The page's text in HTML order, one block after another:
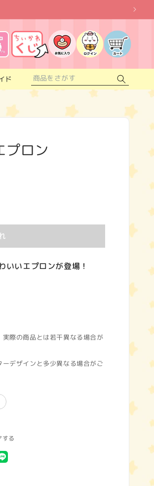
ド
入
り
ス
ト
グ
イ
カ
ー
ト
プロン
いいエプロンが登場！
際の商品とは若干異なる場合が
デザインと多少異なる場合がご
する